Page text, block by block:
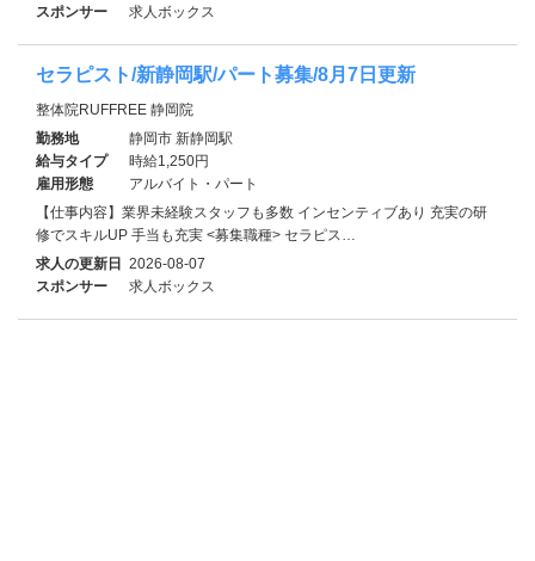
スポンサー
求人ボックス
セラピスト/新静岡駅/パート募集/8月7日更新
整体院RUFFREE 静岡院
勤務地
静岡市 新静岡駅
給与タイプ
時給1,250円
雇用形態
アルバイト・パート
【仕事内容】業界未経験スタッフも多数 インセンティブあり 充実の研
修でスキルUP 手当も充実 <募集職種> セラピス…
求人の更新日 2026-08-07
スポンサー
求人ボックス